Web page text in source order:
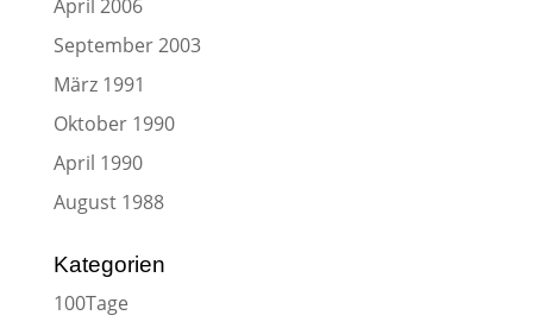
April 2006
September 2003
März 1991
Oktober 1990
April 1990
August 1988
Kategorien
100Tage